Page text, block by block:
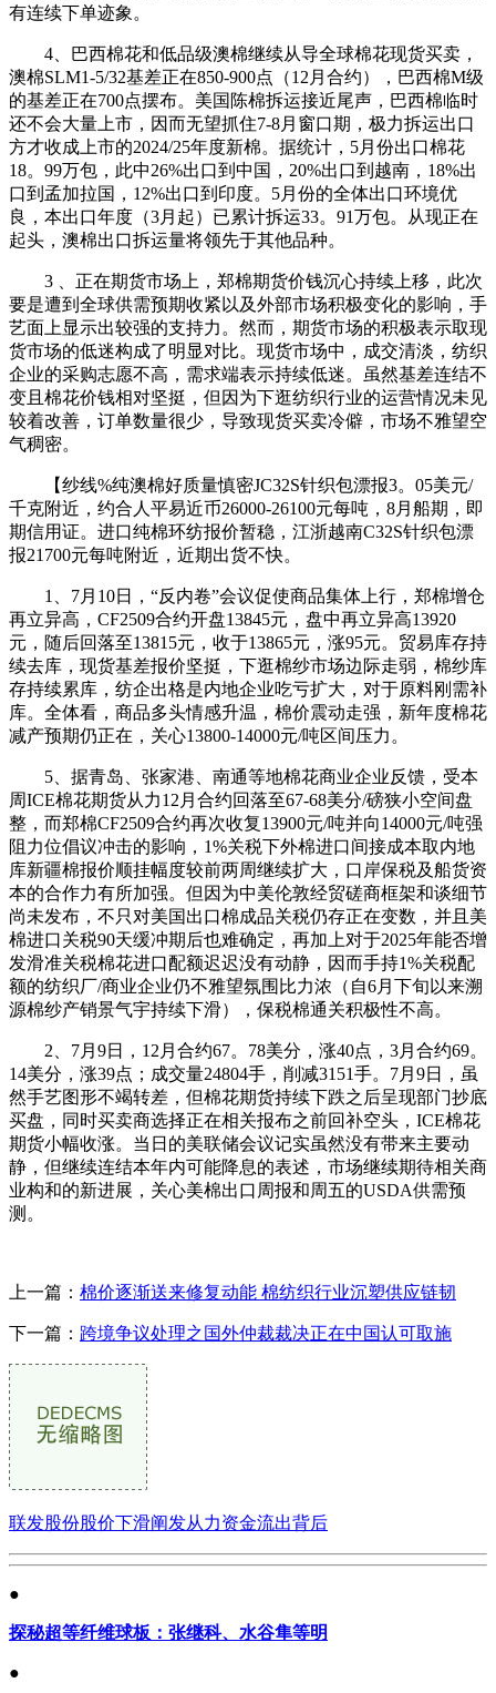
有连续下单迹象。
4、巴西棉花和低品级澳棉继续从导全球棉花现货买卖，
澳棉SLM1-5/32基差正在850-900点（12月合约），巴西棉M级
的基差正在700点摆布。美国陈棉拆运接近尾声，巴西棉临时
还不会大量上市，因而无望抓住7-8月窗口期，极力拆运出口
方才收成上市的2024/25年度新棉。据统计，5月份出口棉花
18。99万包，此中26%出口到中国，20%出口到越南，18%出
口到孟加拉国，12%出口到印度。5月份的全体出口环境优
良，本出口年度（3月起）已累计拆运33。91万包。从现正在
起头，澳棉出口拆运量将领先于其他品种。
3 、正在期货市场上，郑棉期货价钱沉心持续上移，此次
要是遭到全球供需预期收紧以及外部市场积极变化的影响，手
艺面上显示出较强的支持力。然而，期货市场的积极表示取现
货市场的低迷构成了明显对比。现货市场中，成交清淡，纺织
企业的采购志愿不高，需求端表示持续低迷。虽然基差连结不
变且棉花价钱相对坚挺，但因为下逛纺织行业的运营情况未见
较着改善，订单数量很少，导致现货买卖冷僻，市场不雅望空
气稠密。
【纱线%纯澳棉好质量慎密JC32S针织包漂报3。05美元/
千克附近，约合人平易近币26000-26100元每吨，8月船期，即
期信用证。进口纯棉环纺报价暂稳，江浙越南C32S针织包漂
报21700元每吨附近，近期出货不快。
1、7月10日，“反内卷”会议促使商品集体上行，郑棉增仓
再立异高，CF2509合约开盘13845元，盘中再立异高13920
元，随后回落至13815元，收于13865元，涨95元。贸易库存持
续去库，现货基差报价坚挺，下逛棉纱市场边际走弱，棉纱库
存持续累库，纺企出格是内地企业吃亏扩大，对于原料刚需补
库。全体看，商品多头情感升温，棉价震动走强，新年度棉花
减产预期仍正在，关心13800-14000元/吨区间压力。
5、据青岛、张家港、南通等地棉花商业企业反馈，受本
周ICE棉花期货从力12月合约回落至67-68美分/磅狭小空间盘
整，而郑棉CF2509合约再次收复13900元/吨并向14000元/吨强
阻力位倡议冲击的影响，1%关税下外棉进口间接成本取内地
库新疆棉报价顺挂幅度较前两周继续扩大，口岸保税及船货资
本的合作力有所加强。但因为中美伦敦经贸磋商框架和谈细节
尚未发布，不只对美国出口棉成品关税仍存正在变数，并且美
棉进口关税90天缓冲期后也难确定，再加上对于2025年能否增
发滑准关税棉花进口配额迟迟没有动静，因而手持1%关税配
额的纺织厂/商业企业仍不雅望氛围比力浓（自6月下旬以来溯
源棉纱产销景气宇持续下滑），保税棉通关积极性不高。
2、7月9日，12月合约67。78美分，涨40点，3月合约69。
14美分，涨39点；成交量24804手，削减3151手。7月9日，虽
然手艺图形不竭转差，但棉花期货持续下跌之后呈现部门抄底
买盘，同时买卖商选择正在相关报布之前回补空头，ICE棉花
期货小幅收涨。当日的美联储会议记实虽然没有带来主要动
静，但继续连结本年内可能降息的表述，市场继续期待相关商
业构和的新进展，关心美棉出口周报和周五的USDA供需预
测。
上一篇： 棉价逐渐送来修复动能 棉纺织行业沉塑供应链韧
下一篇： 跨境争议处理之国外仲裁裁决正在中国认可取施
联发股份股价下滑阐发从力资金流出背后
●
探秘超等纤维球板：张继科、水谷隼等明
●